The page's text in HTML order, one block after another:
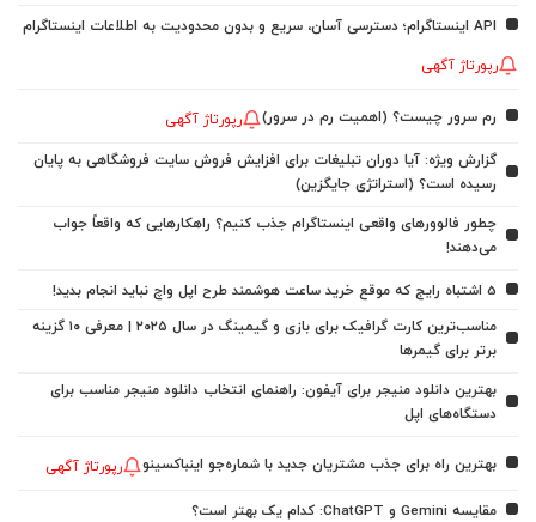
API اینستاگرام؛ دسترسی آسان، سریع و بدون محدودیت به اطلاعات اینستاگرام
رپورتاژ آگهی
رم سرور چیست؟ (اهمیت رم در سرور) رپورتاژ آگهی
گزارش ویژه: آیا دوران تبلیغات برای افزایش فروش سایت فروشگاهی به پایان
رسیده است؟ (استراتژی جایگزین)
چطور فالوورهای واقعی اینستاگرام جذب کنیم؟ راهکارهایی که واقعاً جواب
می‌دهند!
5 اشتباه رایج که موقع خرید ساعت هوشمند طرح اپل واچ نباید انجام بدید!
مناسب‌ترین کارت گرافیک برای بازی و گیمینگ در سال ۲۰۲۵ | معرفی ۱۰ گزینه
برتر برای گیمرها
بهترین دانلود منیجر برای آیفون: راهنمای انتخاب دانلود منیجر مناسب برای
دستگاه‌های اپل
بهترین راه برای جذب مشتریان جدید با شماره‌جو اینباکسینو رپورتاژ آگهی
مقایسه Gemini و ChatGPT: کدام یک بهتر است؟